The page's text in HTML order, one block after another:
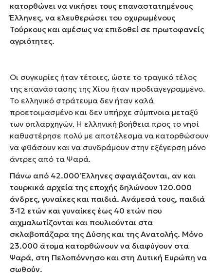
κατορθώνει να νικήσει τους επαναστατημένους
Έλληνες, να ελευθερώσει του οχυρωμένους
Τούρκους και αμέσως να επιδοθεί σε πρωτοφανείς
αγριότητες.
Οι συγκυρίες ήταν τέτοιες, ώστε το τραγικό τέλος
της επανάστασης της Χίου ήταν προδιαγεγραμμένο.
Το ελληνικό στράτευμα δεν ήταν καλά
προετοιμασμένο και δεν υπήρχε σύμπνοια μεταξύ
των οπλαρχηγών. Η ελληνική βοήθεια προς το νησί
καθυστέρησε πολύ με αποτέλεσμα να κατορθώσουν
να φθάσουν και να συνδράμουν στην εξέγερση μόνο
άντρες από τα Ψαρά.
Πάνω από 42.000 Έλληνες σφαγιάζονται, αν και
τουρκικά αρχεία της εποχής δηλώνουν 120.000
άνδρες, γυναίκες και παιδιά. Ανάμεσά τους, παιδιά
3-12 ετών και γυναίκες έως 40 ετών που
αιχμαλωτίζονται και πουλιούνται στα
σκλαβοπάζαρα της Δύσης και της Ανατολής. Μόνο
23.000 άτομα κατορθώνουν να διαφύγουν στα
Ψαρά, στη Πελοπόννησο και στη Δυτική Ευρώπη να
σωθούν.